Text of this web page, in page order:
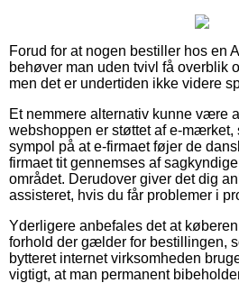
Forud for at nogen bestiller hos en
behøver man uden tvivl få overblik
men det er undertiden ikke videre
Et nemmere alternativ kunne være
webshoppen er støttet af e-mærket,
sympol på at e-firmaet føjer de
firmaet tit gennemses af
området. Derudover giver det dig
assisteret, hvis du får problemer i
Yderligere anbefales det at
forhold der gælder for bestillingen,
bytteret internet virksomheden
vigtigt, at man permanent